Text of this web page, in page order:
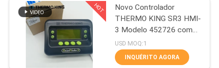
VISITA
FÁBRICA
Rei Thermo Van
Refrigeration Units
para o mercado de
revendedores
HOT
Novo Controlador
THERMO KING SR3 HMI-
3 Modelo 452726 com
Serviços de Reparo para
SR2 SR3 SR4
USD MOQ:1
INQUÉRITO AGORA